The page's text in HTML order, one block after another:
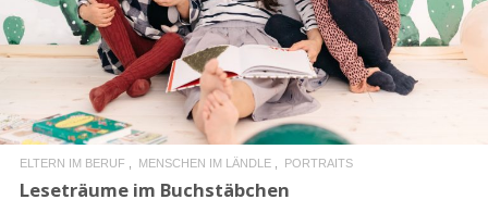
READ MORE
ELTERN IM BERUF MENSCHEN IM LÄNDLE PORTRAITS
Leseträume im Buchstäbchen